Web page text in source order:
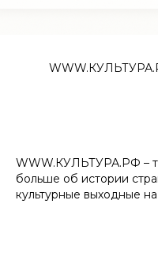
WWW.КУЛЬТУРА.РФ –
больше об истории
культурные выходные